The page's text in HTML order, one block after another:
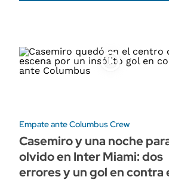
Empate ante Columbus Crew
Casemiro y una noche
olvido en Inter Miami: dos
errores y un gol en contra